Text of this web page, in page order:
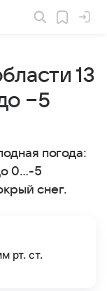
13
−5
погода:
0…-5
снег.
рт. ст.